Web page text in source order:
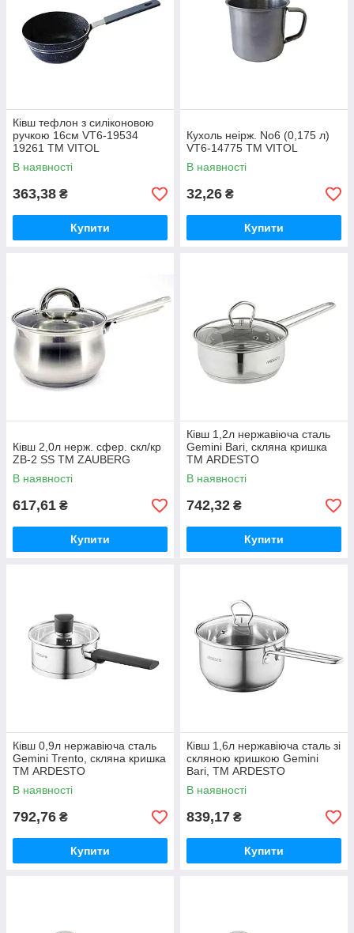
Ківш тефлон з силіконовою
ручкою 16см VT6-19534
19261 ТМ VITOL
В наявності
363,38 ₴
Купити
Кухоль неірж. No6 (0,175 л)
VT6-14775 ТМ VITOL
В наявності
32,26 ₴
Купити
Ківш 2,0л нерж. сфер. скл/кр
ZB-2 SS ТМ ZAUBERG
В наявності
617,61 ₴
Купити
Кiвш 1,2л нержавіюча сталь
Gemini Bari, скляна кришка
ТМ ARDESTO
В наявності
742,32 ₴
Купити
Кiвш 0,9л нержавіюча сталь
Gemini Trento, скляна кришка
ТМ ARDESTO
В наявності
792,76 ₴
Купити
Ківш 1,6л нержавіюча сталь зі
скляною кришкою Gemini
Bari, ТМ ARDESTO
В наявності
839,17 ₴
Купити